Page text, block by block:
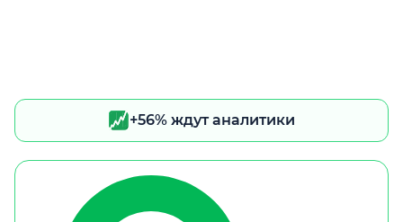
+56% ждут аналитики